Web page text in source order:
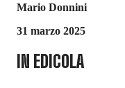
Mario Donnini
31 marzo 2025
IN EDICOLA